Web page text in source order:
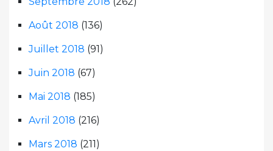
Août 2018 (136)
Juillet 2018 (91)
Juin 2018 (67)
Mai 2018 (185)
Avril 2018 (216)
Mars 2018 (211)